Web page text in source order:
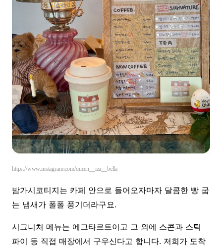
https://www.instagram.com/queen__iza__bella
밤가시코티지는 카페 안으로 들어오자마자 달콤한 빵 굽
는 냄새가 폴폴 풍기더라구요.
시그니처 메뉴는 에그타르트이고 그 외에 스콘과 스틱
파이 등 직접 매장에서 구우신다고 합니다. 저희가 도착